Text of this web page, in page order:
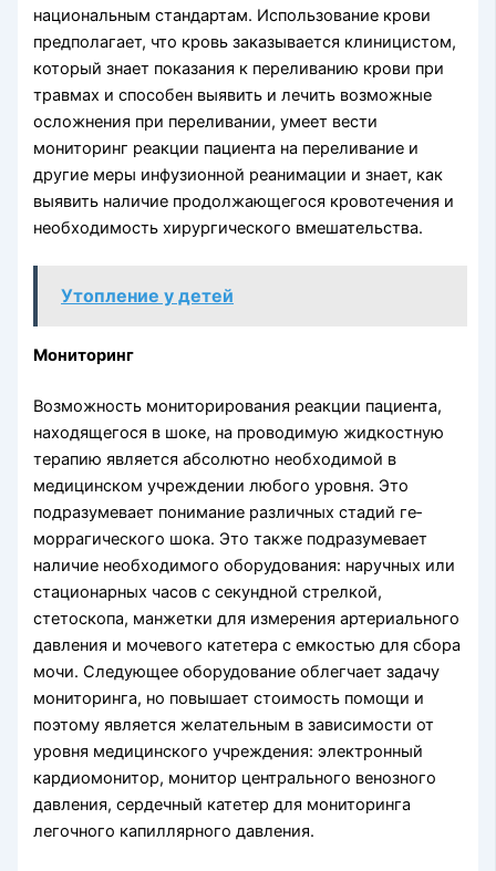
национальным стандартам. Использование крови
предполагает, что кровь заказывается клиницистом,
который знает показания к пе­реливанию крови при
травмах и способен выявить и лечить возможные
осложне­ния при переливании, умеет вести
мониторинг реакции пациента на переливание и
другие меры инфузионной реанимации и знает, как
выявить наличие продолжаю­щегося кровотечения и
необходимость хирургического вмешательства.
Утопление у детей
Мониторинг
Возможность мониторирования реакции пациента,
находящегося в шоке, на про­водимую жидкостную
терапию является абсолютно необходимой в
медицинском учреждении любого уровня. Это
подразумевает понимание различных стадий ге­
моррагического шока. Это также подразумевает
наличие необходимого оборудо­вания: наручных или
стационарных часов с секундной стрелкой,
стетоскопа, ман­жетки для измерения артериального
давления и мочевого катетера с емкостью для сбора
мочи. Следующее оборудование облегчает задачу
мониторинга, но повыша­ет стоимость помощи и
поэтому является желательным в зависимости от
уровня медицинского учреждения: электронный
кардиомонитор, монитор центрального венозного
давления, сердечный катетер для мониторинга
легочного капиллярного давления.